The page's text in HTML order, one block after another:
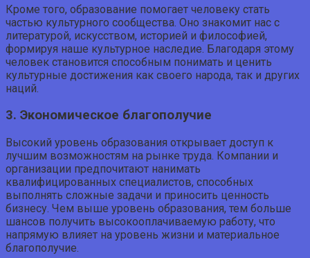
Кроме того, образование помогает человеку стать
частью культурного сообщества. Оно знакомит нас с
литературой, искусством, историей и философией,
формируя наше культурное наследие. Благодаря этому
человек становится способным понимать и ценить
культурные достижения как своего народа, так и других
наций.
3. Экономическое благополучие
Высокий уровень образования открывает доступ к
лучшим возможностям на рынке труда. Компании и
организации предпочитают нанимать
квалифицированных специалистов, способных
выполнять сложные задачи и приносить ценность
бизнесу. Чем выше уровень образования, тем больше
шансов получить высокооплачиваемую работу, что
напрямую влияет на уровень жизни и материальное
благополучие.